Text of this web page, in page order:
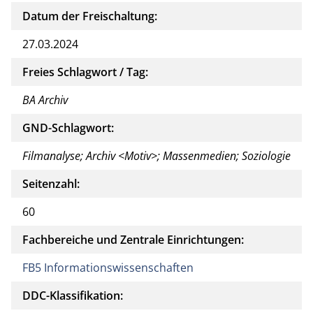
Datum der Freischaltung:
27.03.2024
Freies Schlagwort / Tag:
BA Archiv
GND-Schlagwort:
Filmanalyse; Archiv <Motiv>; Massenmedien; Soziologie
Seitenzahl:
60
Fachbereiche und Zentrale Einrichtungen:
FB5 Informationswissenschaften
DDC-Klassifikation: